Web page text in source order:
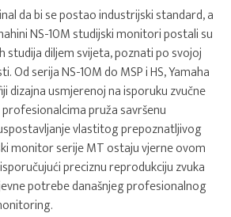
da bi se postao industrijski standard, a
NS-10M studijski monitori postali su
diljem svijeta, poznati po svojoj
Od serija NS-10M do MSP i HS, Yamaha
dizajna usmjerenoj na isporuku zvučne
pruža savršenu
vlastitog prepoznatljivog
monitor serije MT ostaju vjerne ovom
preciznu reprodukciju zvuka
potrebe današnjeg profesionalnog